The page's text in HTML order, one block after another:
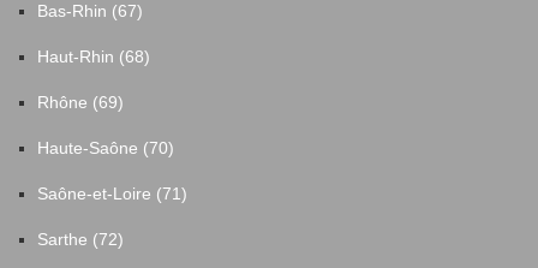
Bas-Rhin (67)
Haut-Rhin (68)
Rhône (69)
Haute-Saône (70)
Saône-et-Loire (71)
Sarthe (72)